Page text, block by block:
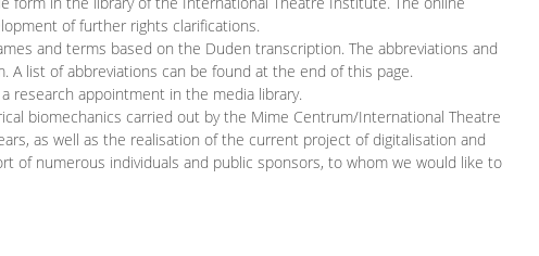
of further rights clarifications.
and terms based on the Duden transcription. The abbreviations and
A list of abbreviations can be found at the end of this page.
appointment in the media library.
biomechanics carried out by the Mime Centrum/International Theatre
as well as the realisation of the current project of digitalisation and
of numerous individuals and public sponsors, to whom we would like to